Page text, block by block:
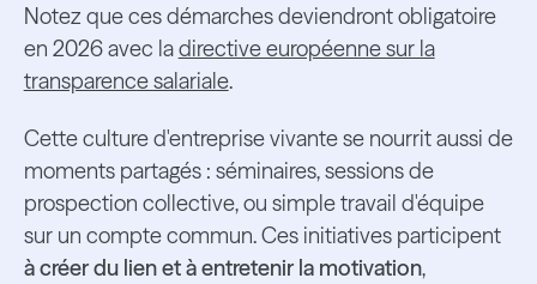
Notez que ces démarches deviendront obligatoire
en 2026 avec ladirective européenne sur la
transparence salariale.
Cette culture d'entreprise vivante se nourrit aussi de
moments partagés : séminaires, sessions de
prospection collective, ou simple travail d'équipe
sur un compte commun. Ces initiatives participent
à créer du lien et à entretenir la motivation,